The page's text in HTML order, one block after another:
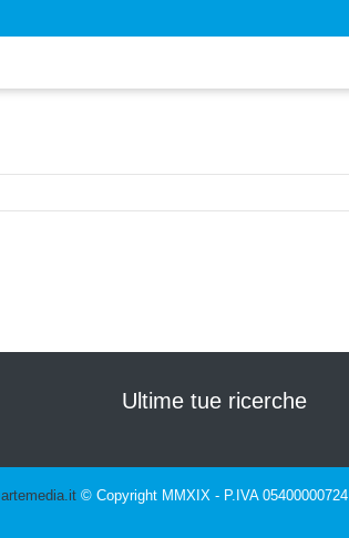
Ultime tue ricerche
artemedia.it© Copyright MMXIX - P.IVA 05400000724